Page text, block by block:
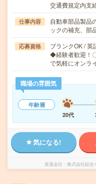
交通費規定内支
仕事内容
自動車部品製品
ックの補充、部
応募資格
ブランクOK / 英
◆経験者歓迎！
で気軽にオンラ
職場の雰囲気
年齢層
20代
気になる!
派遣会社 株式会社綜合